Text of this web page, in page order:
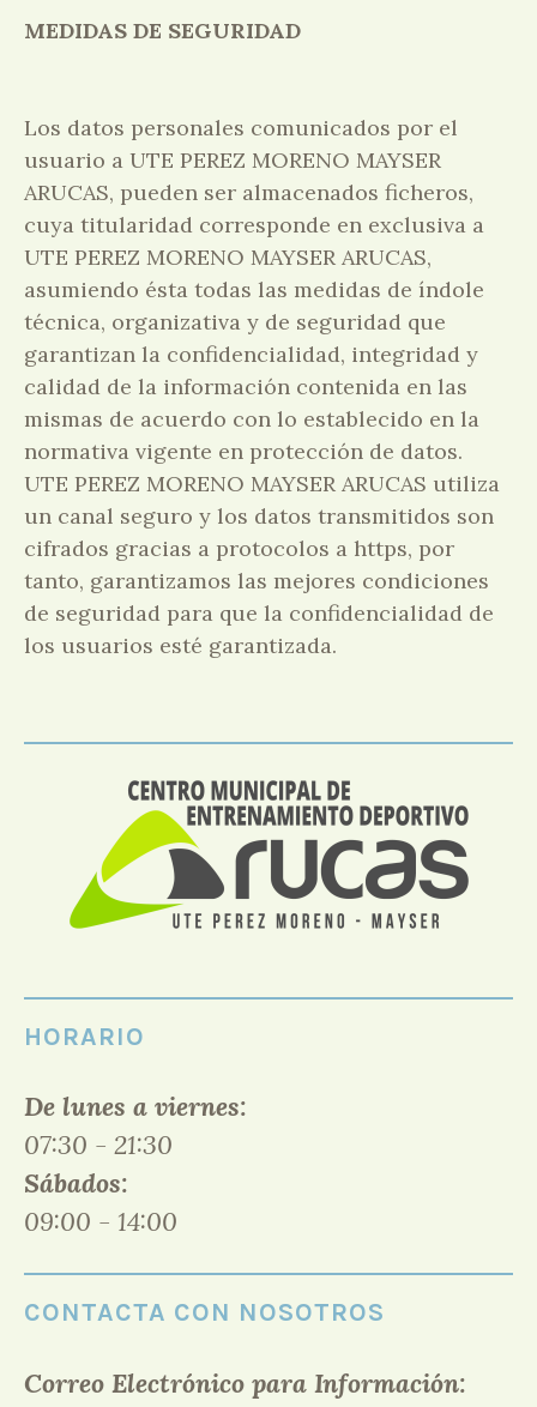
MEDIDAS DE SEGURIDAD
Los datos personales comunicados por el
usuario a UTE PEREZ MORENO MAYSER
ARUCAS, pueden ser almacenados ficheros,
cuya titularidad corresponde en exclusiva a
UTE PEREZ MORENO MAYSER ARUCAS,
asumiendo ésta todas las medidas de índole
técnica, organizativa y de seguridad que
garantizan la confidencialidad, integridad y
calidad de la información contenida en las
mismas de acuerdo con lo establecido en la
normativa vigente en protección de datos.
UTE PEREZ MORENO MAYSER ARUCAS utiliza
un canal seguro y los datos transmitidos son
cifrados gracias a protocolos a https, por
tanto, garantizamos las mejores condiciones
de seguridad para que la confidencialidad de
los usuarios esté garantizada.
HORARIO
De lunes a viernes:
07:30 - 21:30
Sábados:
09:00 - 14:00
CONTACTA CON NOSOTROS
Correo Electrónico para Información: